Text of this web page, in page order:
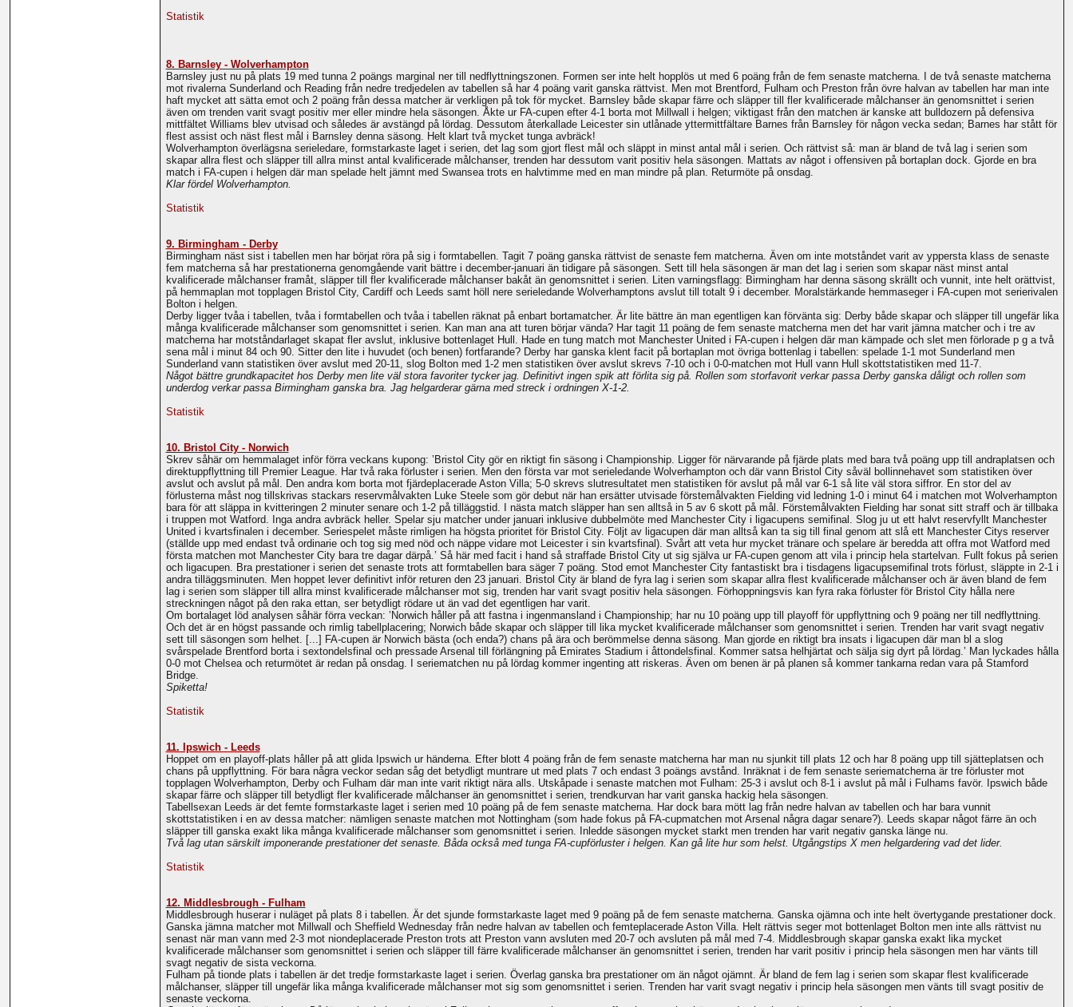
Statistik
8. Barnsley - Wolverhampton
Barnsley just nu på plats 19 med tunna 2 poängs marginal ner till nedflyttningszonen. Formen ser inte helt hopplös ut med 6 poäng från de fem senaste matcherna. I de två senaste matcherna
mot rivalerna Sunderland och Reading från nedre tredjedelen av tabellen så har 4 poäng varit ganska rättvist. Men mot Brentford, Fulham och Preston från övre halvan av tabellen har man inte
haft mycket att sätta emot och 2 poäng från dessa matcher är verkligen på tok för mycket. Barnsley både skapar färre och släpper till fler kvalificerade målchanser än genomsnittet i serien
även om trenden varit svagt positiv mer eller mindre hela säsongen. Åkte ur FA-cupen efter 4-1 borta mot Millwall i helgen; viktigast från den matchen är kanske att bulldozern på defensiva
mittfältet Williams blev utvisad och således är avstängd på lördag. Dessutom återkallade Leicester sin utlånade yttermittfältare Barnes från Barnsley för någon vecka sedan; Barnes har stått för
flest assist och näst flest mål i Barnsley denna säsong. Helt klart två mycket tunga avbräck!
Wolverhampton överlägsna serieledare, formstarkaste laget i serien, det lag som gjort flest mål och släppt in minst antal mål i serien. Och rättvist så: man är bland de två lag i serien som
skapar allra flest och släpper till allra minst antal kvalificerade målchanser, trenden har dessutom varit positiv hela säsongen. Mattats av något i offensiven på bortaplan dock. Gjorde en bra
match i FA-cupen i helgen där man spelade helt jämnt med Swansea trots en halvtimme med en man mindre på plan. Returmöte på onsdag.
Klar fördel Wolverhampton.
Statistik
9. Birmingham - Derby
Birmingham näst sist i tabellen men har börjat röra på sig i formtabellen. Tagit 7 poäng ganska rättvist de senaste fem matcherna. Även om inte motståndet varit av yppersta klass de senaste
fem matcherna så har prestationerna genomgående varit bättre i december-januari än tidigare på säsongen. Sett till hela säsongen är man det lag i serien som skapar näst minst antal
kvalificerade målchanser framåt, släpper till fler kvalificerade målchanser bakåt än genomsnittet i serien. Liten varningsflagg: Birmingham har denna säsong skrällt och vunnit, inte helt orättvist,
på hemmaplan mot topplagen Bristol City, Cardiff och Leeds samt höll nere serieledande Wolverhamptons avslut till totalt 9 i december. Moralstärkande hemmaseger i FA-cupen mot serierivalen
Bolton i helgen.
Derby ligger tvåa i tabellen, tvåa i formtabellen och tvåa i tabellen räknat på enbart bortamatcher. Är lite bättre än man egentligen kan förvänta sig: Derby både skapar och släpper till ungefär lika
många kvalificerade målchanser som genomsnittet i serien. Kan man ana att turen börjar vända? Har tagit 11 poäng de fem senaste matcherna men det har varit jämna matcher och i tre av
matcherna har motståndarlaget skapat fler avslut, inklusive bottenlaget Hull. Hade en tung match mot Manchester United i FA-cupen i helgen där man kämpade och slet men förlorade p g a två
sena mål i minut 84 och 90. Sitter den lite i huvudet (och benen) fortfarande? Derby har ganska klent facit på bortaplan mot övriga bottenlag i tabellen: spelade 1-1 mot Sunderland men
Sunderland vann statistiken över avslut med 20-11, slog Bolton med 1-2 men statistiken över avslut skrevs 7-10 och i 0-0-matchen mot Hull vann Hull skottstatistiken med 11-7.
Något bättre grundkapacitet hos Derby men lite väl stora favoriter tycker jag. Definitivt ingen spik att förlita sig på. Rollen som storfavorit verkar passa Derby ganska dåligt och rollen som
underdog verkar passa Birmingham ganska bra. Jag helgarderar gärna med streck i ordningen X-1-2.
Statistik
10. Bristol City - Norwich
Skrev såhär om hemmalaget inför förra veckans kupong: ’Bristol City gör en riktigt fin säsong i Championship. Ligger för närvarande på fjärde plats med bara två poäng upp till andraplatsen och
direktuppflyttning till Premier League. Har två raka förluster i serien. Men den första var mot serieledande Wolverhampton och där vann Bristol City såväl bollinnehavet som statistiken över
avslut och avslut på mål. Den andra kom borta mot fjärdeplacerade Aston Villa; 5-0 skrevs slutresultatet men statistiken för avslut på mål var 6-1 så lite väl stora siffror. En stor del av
förlusterna måst nog tillskrivas stackars reservmålvakten Luke Steele som gör debut när han ersätter utvisade förstemålvakten Fielding vid ledning 1-0 i minut 64 i matchen mot Wolverhampton
bara för att släppa in kvitteringen 2 minuter senare och 1-2 på tilläggstid. I nästa match släpper han sen alltså in 5 av 6 skott på mål. Förstemålvakten Fielding har sonat sitt straff och är tillbaka
i truppen mot Watford. Inga andra avbräck heller. Spelar sju matcher under januari inklusive dubbelmöte med Manchester City i ligacupens semifinal. Slog ju ut ett halvt reservfyllt Manchester
United i kvartsfinalen i december. Seriespelet måste rimligen ha högsta prioritet för Bristol City. Följt av ligacupen där man alltså kan ta sig till final genom att slå ett Manchester Citys reserver
(ställde upp med endast två ordinarie och tog sig med nöd och näppe vidare mot Leicester i sin kvartsfinal). Svårt att veta hur mycket tränare och spelare är beredda att offra mot Watford med
första matchen mot Manchester City bara tre dagar därpå.’ Så här med facit i hand så straffade Bristol City ut sig själva ur FA-cupen genom att vila i princip hela startelvan. Fullt fokus på serien
och ligacupen. Bra prestationer i serien det senaste trots att formtabellen bara säger 7 poäng. Stod emot Manchester City fantastiskt bra i tisdagens ligacupsemifinal trots förlust, släppte in 2-1 i
andra tilläggsminuten. Men hoppet lever definitivt inför returen den 23 januari. Bristol City är bland de fyra lag i serien som skapar allra flest kvalificerade målchanser och är även bland de fem
lag i serien som släpper till allra minst kvalificerade målchanser mot sig, trenden har varit svagt positiv hela säsongen. Förhoppningsvis kan fyra raka förluster för Bristol City hålla nere
streckningen något på den raka ettan, ser betydligt rödare ut än vad det egentligen har varit.
Om bortalaget löd analysen såhär förra veckan: ’Norwich håller på att fastna i ingenmansland i Championship; har nu 10 poäng upp till playoff för uppflyttning och 9 poäng ner till nedflyttning.
Och det är en högst passande och rimlig tabellplacering; Norwich både skapar och släpper till lika mycket kvalificerade målchanser som genomsnittet i serien. Trenden har varit svagt negativ
sett till säsongen som helhet. [...] FA-cupen är Norwich bästa (och enda?) chans på ära och berömmelse denna säsong. Man gjorde en riktigt bra insats i ligacupen där man bl a slog
svårspelade Brentford borta i sextondelsfinal och pressade Arsenal till förlängning på Emirates Stadium i åttondelsfinal. Kommer satsa helhjärtat och sälja sig dyrt på lördag.’ Man lyckades hålla
0-0 mot Chelsea och returmötet är redan på onsdag. I seriematchen nu på lördag kommer ingenting att riskeras. Även om benen är på planen så kommer tankarna redan vara på Stamford
Bridge.
Spiketta!
Statistik
11. Ipswich - Leeds
Hoppet om en playoff-plats håller på att glida Ipswich ur händerna. Efter blott 4 poäng från de fem senaste matcherna har man nu sjunkit till plats 12 och har 8 poäng upp till sjätteplatsen och
chans på uppflyttning. För bara några veckor sedan såg det betydligt muntrare ut med plats 7 och endast 3 poängs avstånd. Inräknat i de fem senaste seriematcherna är tre förluster mot
topplagen Wolverhampton, Derby och Fulham där man inte varit riktigt nära alls. Utskåpade i senaste matchen mot Fulham: 25-3 i avslut och 8-1 i avslut på mål i Fulhams favör. Ipswich både
skapar färre och släpper till betydligt fler kvalificerade målchanser än genomsnittet i serien, trendkurvan har varit ganska hackig hela säsongen.
Tabellsexan Leeds är det femte formstarkaste laget i serien med 10 poäng på de fem senaste matcherna. Har dock bara mött lag från nedre halvan av tabellen och har bara vunnit
skottstatistiken i en av dessa matcher: nämligen senaste matchen mot Nottingham (som hade fokus på FA-cupmatchen mot Arsenal några dagar senare?). Leeds skapar något färre än och
släpper till ganska exakt lika många kvalificerade målchanser som genomsnittet i serien. Inledde säsongen mycket starkt men trenden har varit negativ ganska länge nu.
Två lag utan särskilt imponerande prestationer det senaste. Båda också med tunga FA-cupförluster i helgen. Kan gå lite hur som helst. Utgångstips X men helgardering vad det lider.
Statistik
12. Middlesbrough - Fulham
Middlesbrough huserar i nuläget på plats 8 i tabellen. Är det sjunde formstarkaste laget med 9 poäng på de fem senaste matcherna. Ganska ojämna och inte helt övertygande prestationer dock.
Ganska jämna matcher mot Millwall och Sheffield Wednesday från nedre halvan av tabellen och femteplacerade Aston Villa. Helt rättvis seger mot bottenlaget Bolton men inte alls rättvist nu
senast när man vann med 2-3 mot niondeplacerade Preston trots att Preston vann avsluten med 20-7 och avsluten på mål med 7-4. Middlesbrough skapar ganska exakt lika mycket
kvalificerade målchanser som genomsnittet i serien och släpper till färre kvalificerade målchanser än genomsnittet i serien, trenden har varit positiv i princip hela säsongen men har vänts till
svagt negativ de sista veckorna.
Fulham på tionde plats i tabellen är det tredje formstarkaste laget i serien. Överlag ganska bra prestationer om än något ojämnt. Är bland de fem lag i serien som skapar flest kvalificerade
målchanser, släpper till ungefär lika många kvalificerade målchanser mot sig som genomsnittet i serien. Trenden har varit svagt negativ i princip hela säsongen men vänts till svagt positiv de
senaste veckorna.